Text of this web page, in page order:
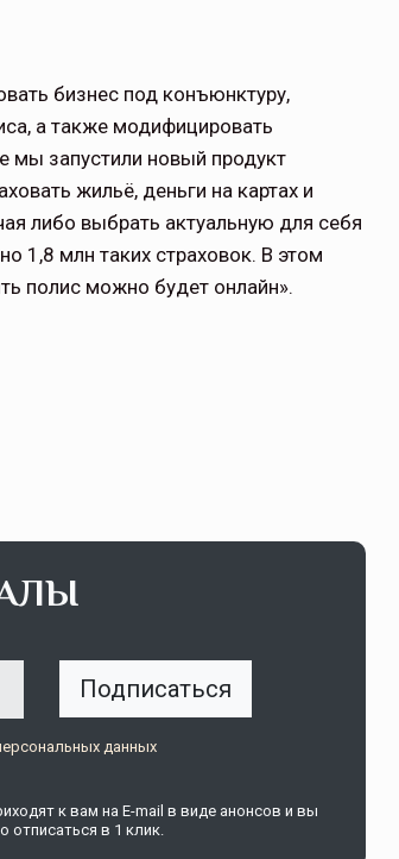
бизнес под конъюнктуру,
а также модифицировать
мы запустили новый продукт
жильё, деньги на картах и
либо выбрать актуальную для себя
1,8 млн таких страховок. В этом
полис можно будет онлайн».
Подписаться
данных
к вам на E-mail в виде анонсов и вы
отписаться в 1 клик.